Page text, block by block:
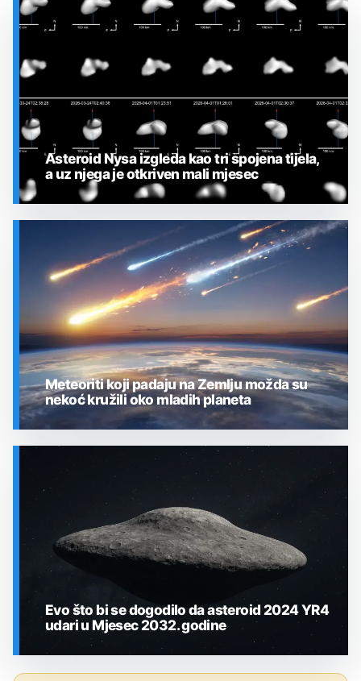
Asteroid Nysa izgleda kao tri spojena tijela,
a uz njega je otkriven mali mjesec
Meteoriti koji padaju na Zemlju možda su
nekoć kružili oko mladih planeta
Evo što bi se dogodilo da asteroid 2024 YR4
udari u Mjesec 2032. godine